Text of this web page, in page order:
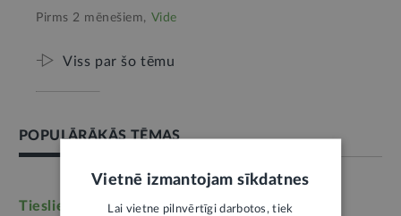
Pirms 2 mēnešiem, Vide
Viss par šo tēmu
POPULĀRĀKĀS TĒMAS
Tieslietas (6246) Darba tiesības(5764)
Vietnē izmantojam sīkdatnes
Lai vietne pilnvērtīgi darbotos, tiek